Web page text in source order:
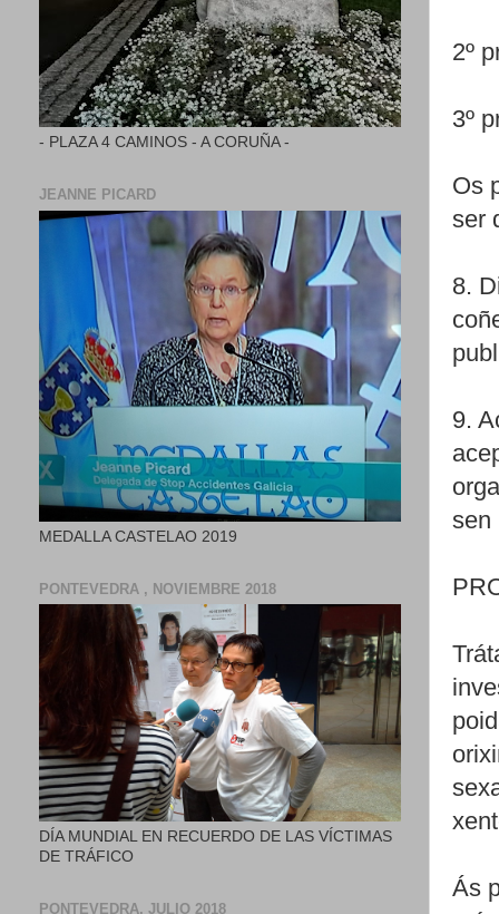
2º
3º
Os
ser
8.
9.
sen
Ás
- PLAZA 4 CAMINOS - A CORUÑA -
JEANNE PICARD
MEDALLA CASTELAO 2019
PONTEVEDRA , NOVIEMBRE 2018
DÍA MUNDIAL EN RECUERDO DE LAS VÍCTIMAS
DE TRÁFICO
PONTEVEDRA, JULIO 2018